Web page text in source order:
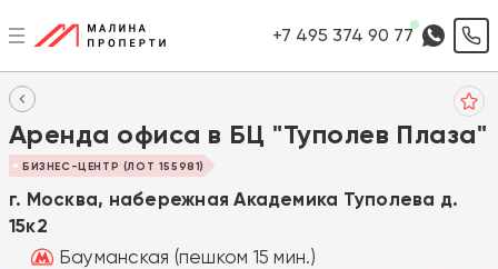
+7 495 374 90 77
Аренда офиса в БЦ "Туполев Плаза"
БИЗНЕС-ЦЕНТР (ЛОТ 155981)
г. Москва, набережная Академика Туполева д.
15к2
Бауманская (пешком 15 мин.)